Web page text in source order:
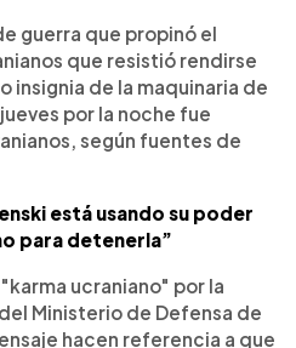
guerra que propinó el
que resistió rendirse
insignia de la maquinaria de
por la noche fue
según fuentes de
está usando su poder
para detenerla”
ucraniano" por la
Ministerio de Defensa de
hacen referencia a que